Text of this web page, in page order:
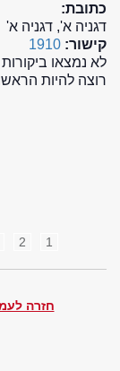
כתובת:
דגניה א', דגניה א'
קישור: 1910
לא נמצאו ביקורות
רוצה להיות
1
2
חזרה